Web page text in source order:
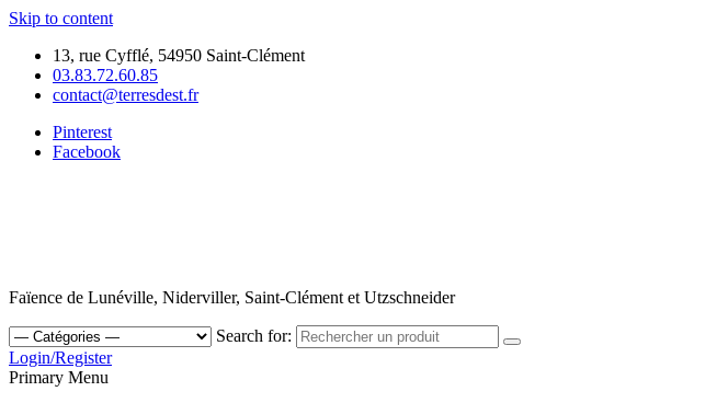
Skip to content
13, rue Cyfflé, 54950 Saint-Clément
03.83.72.60.85
contact@terresdest.fr
Pinterest
Facebook
Faïence de Lunéville, Niderviller, Saint-Clément et Utzschneider
Search for:
Login/Register
Primary Menu